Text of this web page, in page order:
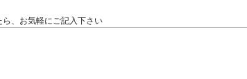
、お気軽にご記入下さい